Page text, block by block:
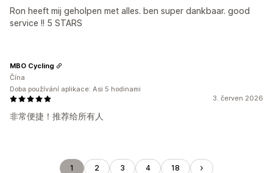
Ron heeft mij geholpen met alles. ben super dankbaar. good
service !! 5 STARS
3. červen 2026
非常便捷！推荐给所有人
MBO Cycling
Čína
Doba používání aplikace: Asi 5 hodinami
1 2 3 4 18